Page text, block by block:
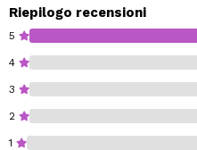
Riepilogo recensioni
5
4
3
2
1